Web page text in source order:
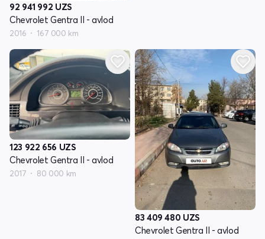
92 941 992 UZS
Chevrolet Gentra II - avlod
2016 167 000 km
123 922 656 UZS
Chevrolet Gentra II - avlod
2017 80 000 km
83 409 480 UZS
Chevrolet Gentra II - avlod